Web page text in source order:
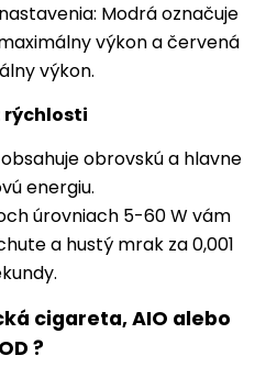
Modrá označuje
výkon a červená
výkon.
rýchlosti
obrovskú a hlavne
energiu.
úrovniach 5-60 W vám
a hustý mrak za 0,001
cigareta, AIO alebo
?